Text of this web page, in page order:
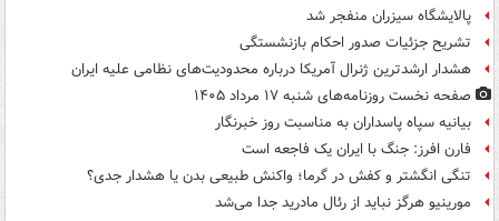
پالایشگاه سیزران منفجر شد
تشریح جزئیات صدور احکام بازنشستگی
هشدار ارشدترین ژنرال آمریکا درباره محدودیت‌های نظامی علیه ایران
صفحه نخست روزنامه‌های شنبه ۱۷ مرداد ۱۴۰۵
بیانیه سپاه پاسداران به مناسبت روز خبرنگار
فارن افرز: جنگ با ایران یک فاجعه است
تنگی انگشتر و کفش در گرما؛ واکنش طبیعی بدن یا هشدار جدی؟
مورینیو هرگز نباید از رئال مادرید جدا می‌شد